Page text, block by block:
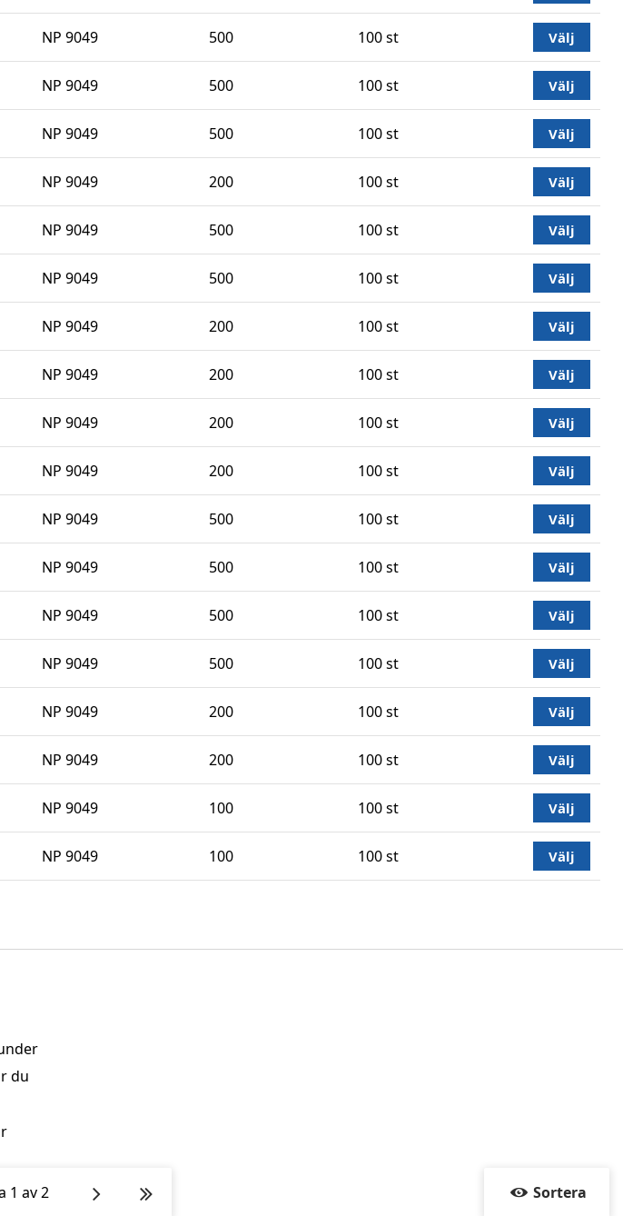
Sortera
NP 9049 500 100 st Välj
NP 9049 500 100 st Välj
NP 9049 500 100 st Välj
NP 9049 200 100 st Välj
NP 9049 500 100 st Välj
NP 9049 500 100 st Välj
NP 9049 200 100 st Välj
NP 9049 200 100 st Välj
NP 9049 200 100 st Välj
NP 9049 200 100 st Välj
NP 9049 500 100 st Välj
NP 9049 500 100 st Välj
NP 9049 500 100 st Välj
NP 9049 500 100 st Välj
NP 9049 200 100 st Välj
NP 9049 200 100 st Välj
NP 9049 100 100 st Välj
NP 9049 100 100 st Välj
1 av 2
du